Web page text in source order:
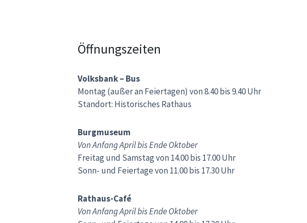
Öffnungszeiten
Volksbank – Bus
Montag (außer an Feiertagen) von 8.40 bis 9.40 Uhr
Standort: Historisches Rathaus
Burgmuseum
Von Anfang April bis Ende Oktober
Freitag und Samstag von 14.00 bis 17.00 Uhr
Sonn- und Feiertage von 11.00 bis 17.30 Uhr
Rathaus-Café
Von Anfang April bis Ende Oktober